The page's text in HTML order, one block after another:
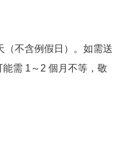
（不含例假日）。如需送
需 1～2 個月不等，敬